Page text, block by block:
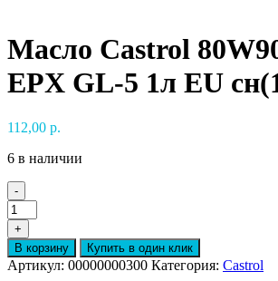
Масло Castrol
EPX GL-5 1л EU
112,00 р.
6 в наличии
-
Количество
товара
Масло
Castrol
80W90
+
В корзину
Купить в один клик
Артикул: 00000000300 Категория: Castrol